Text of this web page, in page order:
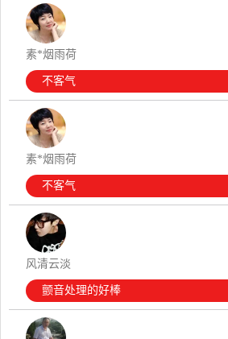
素*烟雨荷
不客气
素*烟雨荷
不客气
风清云淡
颤音处理的好棒